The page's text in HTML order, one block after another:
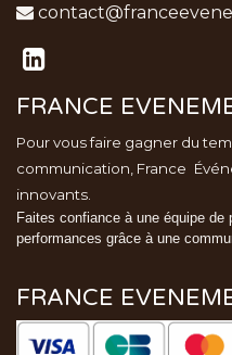
FRANCE
Pour vous faire gagner du
communication, France
innovants.
Faites confiance à une équipe
performances grâce à une
FRANCE